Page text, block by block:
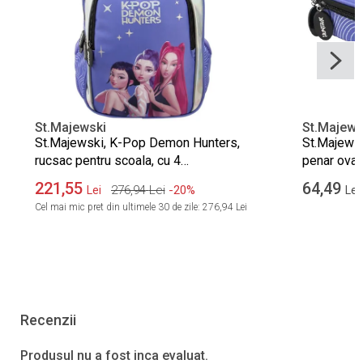
St.Majewski
St.Majewski, K-Pop Demon Hunters,
rucsac pentru scoala, cu 4
compartimente, Violet
221,55 Lei 276,94 Lei -20%
Cel mai mic pret din ultimele 30 de zile: 276,94 Lei
penar
64,49 Lei
Recenzii
Produsul nu a fost inca evaluat.